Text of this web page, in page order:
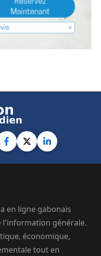
en ligne gabonais
l'information générale.
économique,
tout en